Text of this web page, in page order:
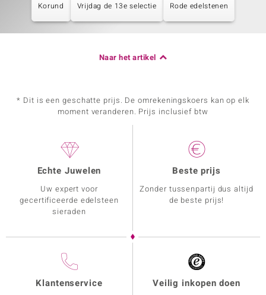
Korund Vrijdag de 13e selectie Rode edelstenen
Naar het artikel
* Dit is een geschatte prijs. De omrekeningskoers kan op elk
moment veranderen. Prijs inclusief btw
Echte Juwelen
Uw expert voor
gecertificeerde edelsteen
sieraden
Beste prijs
Zonder tussenpartij dus altijd
de beste prijs!
Klantenservice Veilig inkopen doen